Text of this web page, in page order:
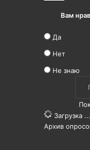
Вам
Да
Нет
Не знаю
Загрузка ...
Архив